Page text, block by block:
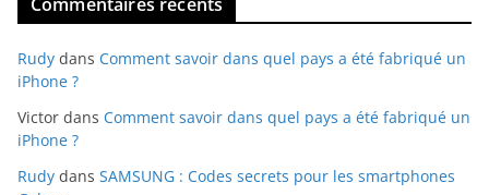
Rudy dans Comment savoir dans quel pays a été fabriqué un
iPhone ?
Victor dans Comment savoir dans quel pays a été fabriqué un
iPhone ?
Rudy dans SAMSUNG : Codes secrets pour les smartphones